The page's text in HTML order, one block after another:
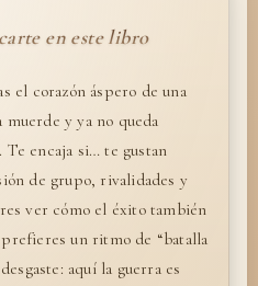
en este libro
el corazón áspero de una
y ya no queda
Te encaja si… te gustan
de grupo, rivalidades y
ver cómo el éxito también
un ritmo de “batalla
aquí la guerra es